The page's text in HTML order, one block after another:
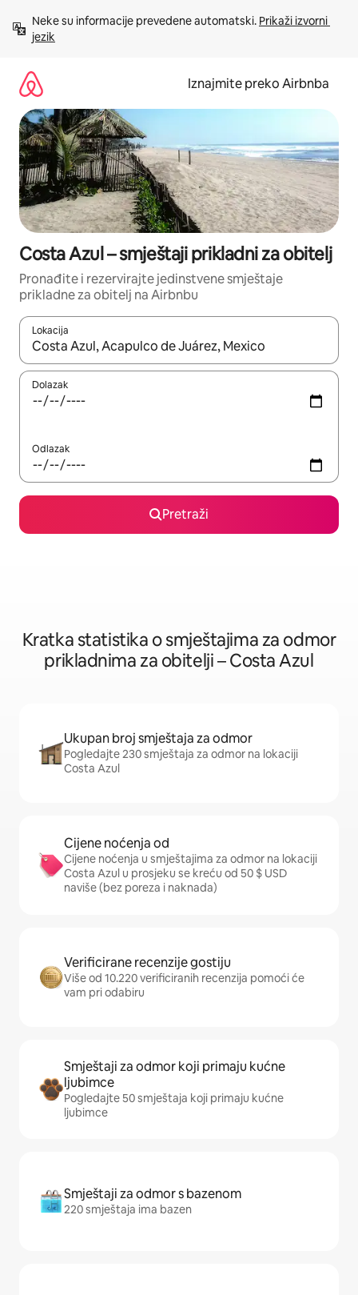
sadržaj
Neke su informacije prevedene automatski. Prikaži izvorni
jezik
Iznajmite preko Airbnba
Costa Azul – smještaji prikladni za obitelj
Pronađite i rezervirajte jedinstvene smještaje
prikladne za obitelj na Airbnbu
Lokacija
Kada budu dostupni rezultati, moći ćete ih pregledati
Dolazak
Odlazak
Pretraži
Kratka statistika o smještajima za odmor
prikladnima za obitelji – Costa Azul
Ukupan broj smještaja za odmor
Pogledajte 230 smještaja za odmor na lokaciji
Costa Azul
Cijene noćenja od
Cijene noćenja u smještajima za odmor na lokaciji
Costa Azul u prosjeku se kreću od 50 $ USD
naviše (bez poreza i naknada)
Verificirane recenzije gostiju
Više od 10.220 verificiranih recenzija pomoći će
vam pri odabiru
Smještaji za odmor koji primaju kućne
ljubimce
Pogledajte 50 smještaja koji primaju kućne
ljubimce
Smještaji za odmor s bazenom
220 smještaja ima bazen